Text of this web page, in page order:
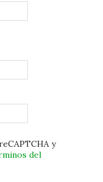
y
del